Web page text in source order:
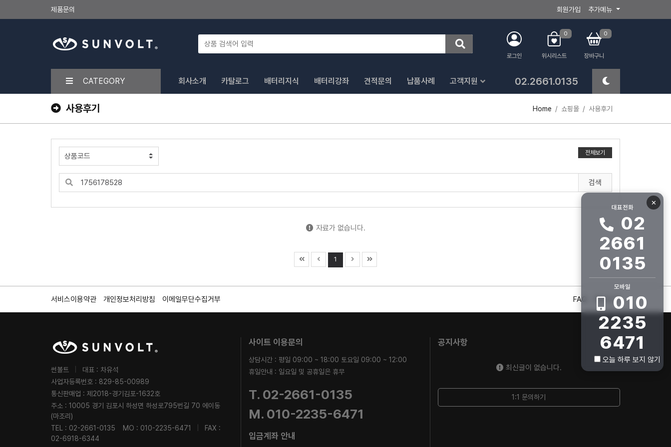
제품문의 회원가입 추가메뉴
로그인
0
위시리스트
0
장바구니
CATEGORY 회사소개 카탈로그 배터리지식 배터리강좌 견적문의 납품사례 고객지원 02.2661.0135
사용후기 Home 쇼핑몰 사용후기
전체보기
검색
자료가 없습니다.
1
서비스이용약관 개인정보처리방침 이메일무단수집거부 FAQ 회사소개
썬볼트
대표 : 차유석
사업자등록번호 : 829-85-00989
통신판매업 : 제2018-경기김포-1632호
주소 : 10005 경기 김포시 하성면 하성로795번길 70 에이동
(마조리)
TEL : 02-2661-0135
MO : 010-2235-6471
FAX :
02-6918-6344
사이트 이용문의
상담시간 : 평일 09:00 ~ 18:00 토요일 09:00 ~ 12:00
휴일안내 : 일요일 및 공휴일은 휴무
T. 02-2661-0135
M. 010-2235-6471
입금계좌 안내
공지사항
최신글이 없습니다.
1:1 문의하기
✕
대표전화
02
2661
0135
모바일
010
2235
6471
오늘 하루 보지 않기